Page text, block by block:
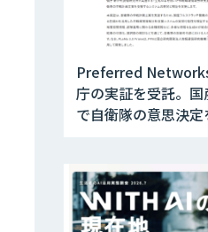
ュア
AI
Preferred
庁の実証を受託。
で自衛隊の意思決